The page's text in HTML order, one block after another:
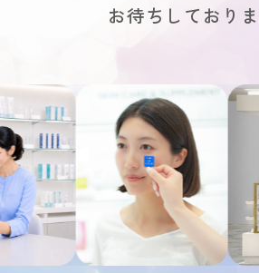
お待ちしておりま